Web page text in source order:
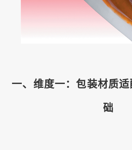
一、维度一：包装材质
础